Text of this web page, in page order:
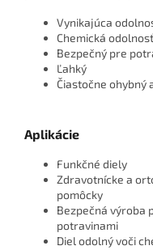
Vynikajúca
Chemická odolnosť
Bezpečný pre
Ľahký
Čiastočne ohybný
Aplikácie
Funkčné diely
Zdravotnícke a
pomôcky
Bezpečná výroba
potravinami
Diel odolný voči